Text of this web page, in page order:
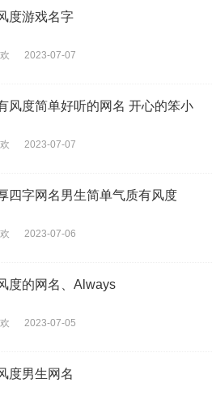
度游戏名字
2023-07-07
风度简单好听的网名 开心的笨小
2023-07-07
四字网名男生简单气质有风度
2023-07-06
度的网名、Always
2023-07-05
度男生网名